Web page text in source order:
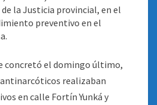
la Justicia provincial, en el
preventivo en el
.
concretó el domingo último,
realizaban
en calle Fortín Yunká y